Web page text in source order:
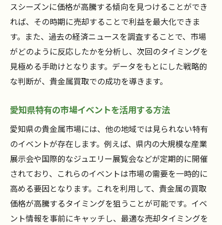
スシーズンに価格が高騰する傾向を見つけることができ
れば、その時期に売却することで利益を最大化できま
す。また、過去の経済ニュースを調査することで、市場
がどのように反応したかを分析し、次回のタイミングを
見極める手助けとなります。データをもとにした戦略的
な判断が、貴金属買取での成功を導きます。
愛知県特有の市場イベントを活用する方法
愛知県の貴金属市場には、他の地域では見られない特有
のイベントが存在します。例えば、県内の大規模な産業
展示会や国際的なジュエリー展覧会などが定期的に開催
されており、これらのイベントは市場の需要を一時的に
高める要因となります。これを利用して、貴金属の買取
価格が高騰するタイミングを狙うことが可能です。イベ
ント情報を事前にキャッチし、最適な売却タイミングを